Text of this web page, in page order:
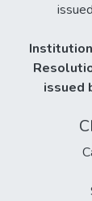
issued